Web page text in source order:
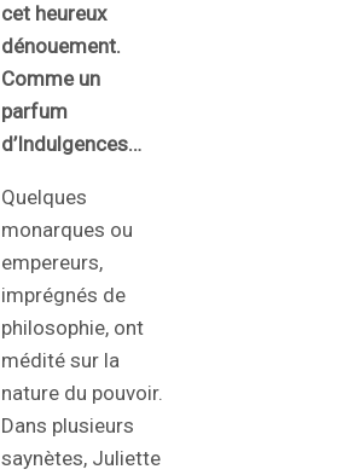
cet heureux
dénouement.
Comme un
parfum
d’Indulgences…
Quelques
monarques ou
empereurs,
imprégnés de
philosophie, ont
médité sur la
nature du pouvoir.
Dans plusieurs
saynètes, Juliette